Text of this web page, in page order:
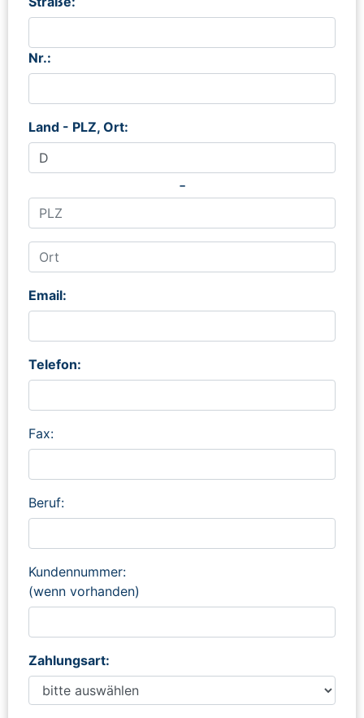
Nr.:
Land - PLZ, Ort:
-
Email:
Telefon:
Fax:
Beruf:
Kundennummer:
(wenn vorhanden)
Zahlungsart: